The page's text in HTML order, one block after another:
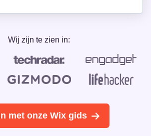
Wij zijn te zien in:
met onze Wix gids